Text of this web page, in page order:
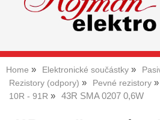
Home Elektronické součástky
Rezistory (odpory)
Pevné rezistory
10R - 91R
43R SMA 0207 0,6W